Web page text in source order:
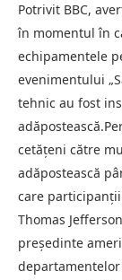
Potrivit BBC,
în momentul în
echipamentele
evenimentului
tehnic au fost
cetățeni către
adăpostească
care
Thomas
președinte